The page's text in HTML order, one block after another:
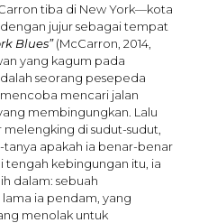
tiba di New York—kota
jujur sebagai tempat
Blues”(McCarron, 2014,
yang kagum pada
seorang pesepeda
mencari jalan
membingungkan. Lalu
di sudut-sudut,
tanya apakah ia benar-benar
tengah kebingungan itu, ia
dalam: sebuah
ia pendam, yang
menolak untuk